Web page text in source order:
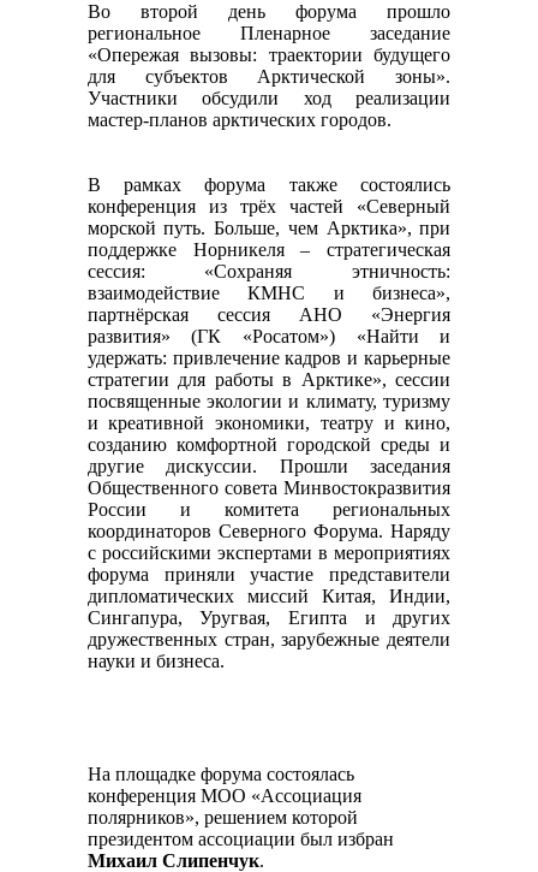
Во второй день форума прошло
региональное Пленарное заседание
«Опережая вызовы: траектории будущего
для субъектов Арктической зоны».
Участники обсудили ход реализации
мастер-планов арктических городов.
В рамках форума также состоялись
конференция из трёх частей «Cеверный
морской путь. Больше, чем Арктика», при
поддержке Норникеля – стратегическая
сессия: «Сохраняя этничность:
взаимодействие КМНС и бизнеса»,
партнёрская сессия АНО «Энергия
развития» (ГК «Росатом») «Найти и
удержать: привлечение кадров и карьерные
стратегии для работы в Арктике», сессии
посвященные экологии и климату, туризму
и креативной экономики, театру и кино,
созданию комфортной городской среды и
другие дискуссии. Прошли заседания
Общественного совета Минвостокразвития
России и комитета региональных
координаторов Северного Форума. Наряду
с российскими экспертами в мероприятиях
форума приняли участие представители
дипломатических миссий Китая, Индии,
Сингапура, Уругвая, Египта и других
дружественных стран, зарубежные деятели
науки и бизнеса.
На площадке форума состоялась
конференция МОО «Ассоциация
полярников», решением которой
президентом ассоциации был избран
Михаил Слипенчук.